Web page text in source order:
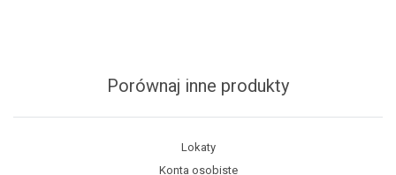
Porównaj inne produkty
Lokaty
Konta osobiste